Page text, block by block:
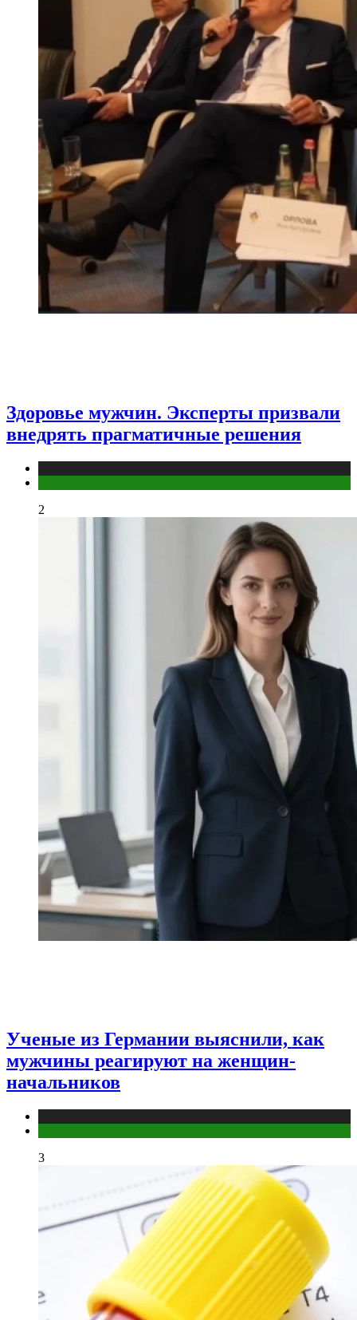
Здоровье мужчин. Эксперты призвали
внедрять прагматичные решения
2
Ученые из Германии выяснили, как
мужчины реагируют на женщин-
начальников
3